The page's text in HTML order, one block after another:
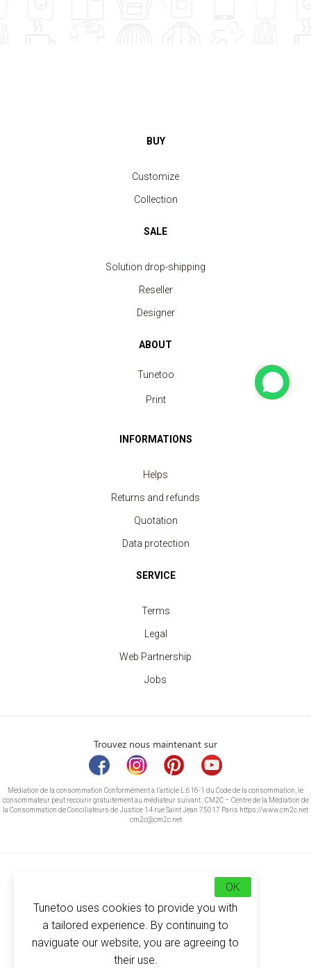
BUY
Customize
Collection
SALE
Solution drop-shipping
Reseller
Designer
ABOUT
Tunetoo
Print
INFORMATIONS
Helps
Returns and refunds
Quotation
Data protection
SERVICE
Terms
Legal
Web Partnership
Jobs
Trouvez nous maintenant sur
Médiation de la consommation Conformément à l’article L.616-1 du Code de la consommation, le
consommateur peut recourir gratuitement au médiateur suivant : CM2C – Centre de la Médiation de
la Consommation de Conciliateurs de Justice 14 rue Saint Jean 75017 Paris https://www.cm2c.net
cm2c@cm2c.net
© Copyright 2026
Tunetoo uses cookies to provide you with
a tailored experience. By continuing to
naviguate our website, you are agreeing to
their use.
OK